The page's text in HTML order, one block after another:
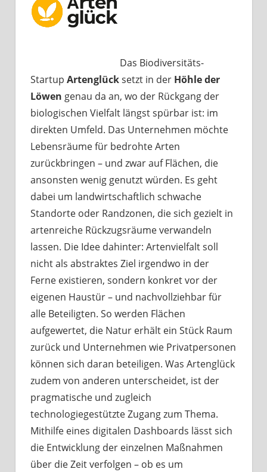
Das Biodiversitäts-
Startup Artenglücksetzt in der Höhle der
Löwen genau da an, wo der Rückgang der
biologischen Vielfalt längst spürbar ist: im
direkten Umfeld. Das Unternehmen möchte
Lebensräume für bedrohte Arten
zurückbringen – und zwar auf Flächen, die
ansonsten wenig genutzt würden. Es geht
dabei um landwirtschaftlich schwache
Standorte oder Randzonen, die sich gezielt in
artenreiche Rückzugsräume verwandeln
lassen. Die Idee dahinter: Artenvielfalt soll
nicht als abstraktes Ziel irgendwo in der
Ferne existieren, sondern konkret vor der
eigenen Haustür – und nachvollziehbar für
alle Beteiligten. So werden Flächen
aufgewertet, die Natur erhält ein Stück Raum
zurück und Unternehmen wie Privatpersonen
können sich daran beteiligen. Was Artenglück
zudem von anderen unterscheidet, ist der
pragmatische und zugleich
technologiegestützte Zugang zum Thema.
Mithilfe eines digitalen Dashboards lässt sich
die Entwicklung der einzelnen Maßnahmen
über die Zeit verfolgen – ob es um